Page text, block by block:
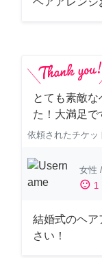
とても素敵
た！大満足
依頼されたチケッ
女性 /
sentiment_satisfied 1
結婚式のヘア
さい！